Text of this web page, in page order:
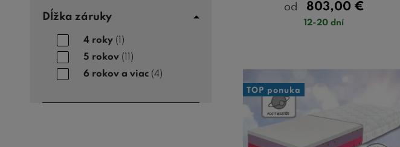
Dĺžka záruky
4 roky (1)
5 rokov (11)
6 rokov a viac (4)
od 803,00 €
12-20 dní
TOP ponuka